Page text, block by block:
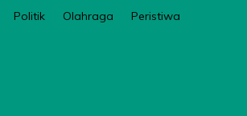
Politik
Olahraga Peristiwa